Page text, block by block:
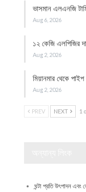
ভাসমান এলএনজি
Aug 6, 2026
১২ কেজি এলপিজির
Aug 2, 2026
মিয়ানমার থেকে
Aug 2, 2026
PREV NEXT 1
ঘন্টা প্রতি উৎপাদন